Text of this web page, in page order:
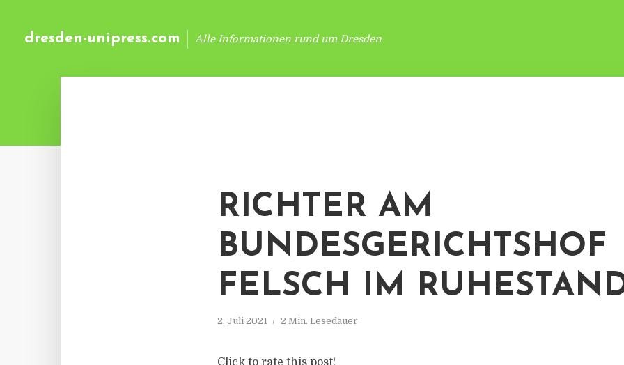
dresden-unipress.com Alle Informationen rund um Dresden
RICHTER AM
BUNDESGERICHTSHOF
FELSCH IM
2. Juli 2021 2 Min. Lesedauer
Click to rate this post!